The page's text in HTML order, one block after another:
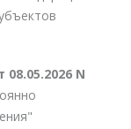
N